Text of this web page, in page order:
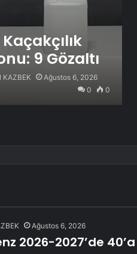
9 Gözaltı
KAZBEK
Ağustos 6, 2026
0
0
Ağustos 6, 2026
2026-2027’de